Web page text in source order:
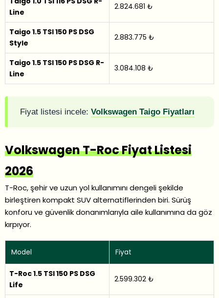
Line
2.824.681 ₺
Taigo 1.5 TSI 150 PS DSG
Style
2.883.775 ₺
Taigo 1.5 TSI 150 PS DSG R-
Line
3.084.108 ₺
Fiyat listesi incele: Volkswagen Taigo Fiyatları
Volkswagen T-Roc Fiyat Listesi
2026
T-Roc, şehir ve uzun yol kullanımını dengeli şekilde
birleştiren kompakt SUV alternatiflerinden biri. Sürüş
konforu ve güvenlik donanımlarıyla aile kullanımına da göz
kırpıyor.
Model Fiyat
T-Roc 1.5 TSI 150 PS DSG
Life
2.599.302 ₺